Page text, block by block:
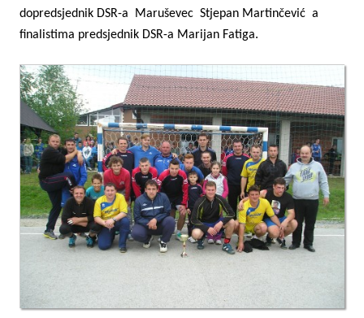
dopredsjednik DSR-a
Maruševec Stjepan Martinčević a
finalistima predsjednik DSR-a Marijan Fatiga.